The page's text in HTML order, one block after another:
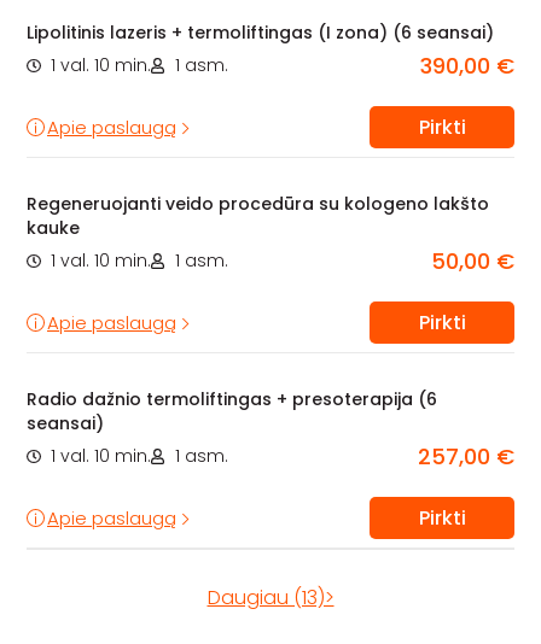
Lipolitinis lazeris + termoliftingas (I zona) (6 seansai)
1 val. 10 min.
1 asm. 390,00 €
Apie paslaugą Pirkti
Regeneruojanti veido procedūra su kologeno lakšto
kauke
1 val. 10 min.
1 asm. 50,00 €
Apie paslaugą Pirkti
Radio dažnio termoliftingas + presoterapija (6
seansai)
1 val. 10 min.
1 asm. 257,00 €
Apie paslaugą Pirkti
Daugiau (13)>